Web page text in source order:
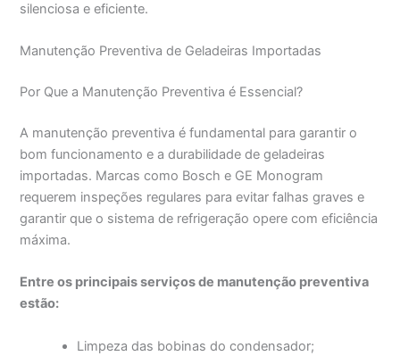
silenciosa e eficiente.
Manutenção Preventiva de Geladeiras Importadas
Por Que a Manutenção Preventiva é Essencial?
A manutenção preventiva é fundamental para garantir o
bom funcionamento e a durabilidade de geladeiras
importadas. Marcas como Bosch e GE Monogram
requerem inspeções regulares para evitar falhas graves e
garantir que o sistema de refrigeração opere com eficiência
máxima.
Entre os principais serviços de manutenção preventiva
estão:
Limpeza das bobinas do condensador;